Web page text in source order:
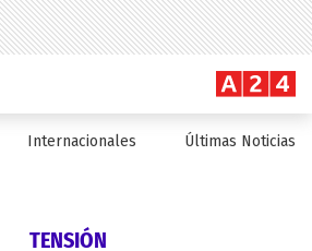
Internacionales Últimas Noticias
TENSIÓN